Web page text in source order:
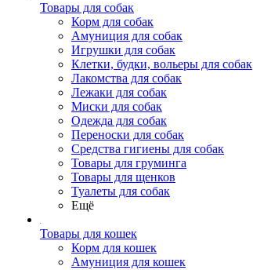
Товары для собак
Корм для собак
Амуниция для собак
Игрушки для собак
Клетки, будки, вольеры для собак
Лакомства для собак
Лежаки для собак
Миски для собак
Одежда для собак
Переноски для собак
Средства гигиены для собак
Товары для груминга
Товары для щенков
Туалеты для собак
Ещё
Товары для кошек
Корм для кошек
Амуниция для кошек